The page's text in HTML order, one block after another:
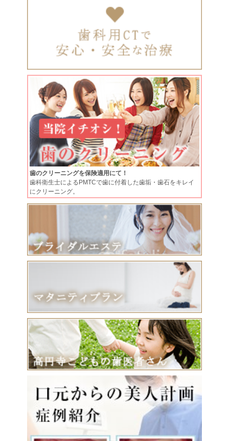
歯のクリーニングを保険適用にて！
歯科衛生士によるPMTCで歯に付着した歯垢・歯石をキレイ
にクリーニング。